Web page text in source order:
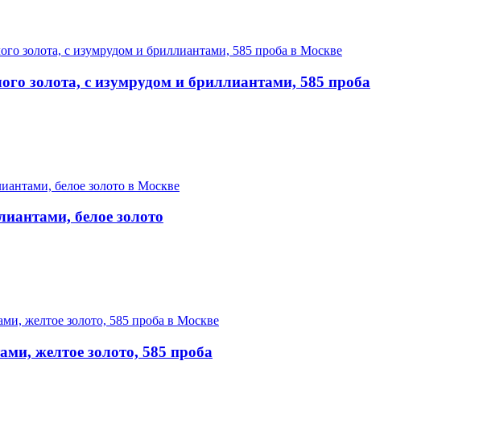
золота, с изумрудом и бриллиантами, 585 проба
белое золото
желтое золото, 585 проба